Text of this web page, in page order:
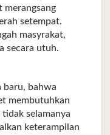
merangsang
setempat.
masyrakat,
secara utuh.
baru, bahwa
membutuhkan
selamanya
keterampilan